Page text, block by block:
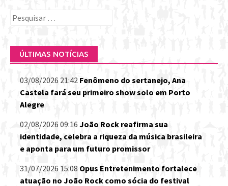
Pesquisar
ÚLTIMAS NOTÍCIAS
03/08/2026 21:42 Fenômeno do sertanejo, Ana
Castela fará seu primeiro show solo em Porto
Alegre
02/08/2026 09:16 João Rock reafirma sua
identidade, celebra a riqueza da música brasileira
e aponta para um futuro promissor
31/07/2026 15:08 Opus Entretenimento fortalece
atuação no João Rock como sócia do festival